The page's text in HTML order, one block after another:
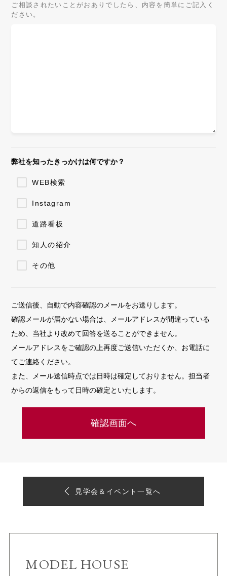
ご相談されたいことがおありでしたら、内容を簡単にご記入く
ださい。
弊社を知ったきっかけは何ですか？
WEB検索
Instagram
道路看板
知人の紹介
その他
ご送信後、自動で内容確認のメールをお送りします。
確認メールが届かない場合は、メールアドレスが間違っている
ため、当社より改めて回答を送ることができません。
メールアドレスをご確認の上再度ご送信いただくか、お電話に
てご連絡ください。
また、メール送信時点では日時は確定しておりません。担当者
からの返信をもって日時の確定といたします。
見学会＆イベント一覧へ
MODEL HOUSE